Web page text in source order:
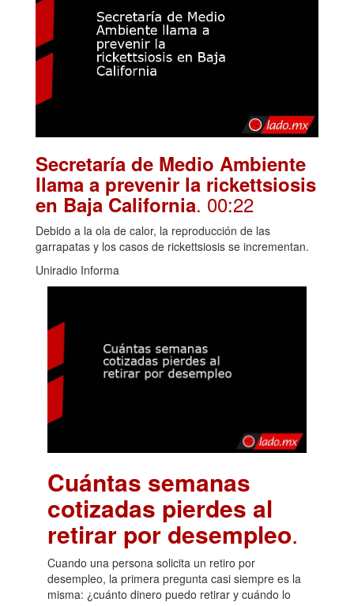
Secretaría de Medio Ambiente
llama a prevenir la rickettsiosis
en Baja California. 00:22
Debido a la ola de calor, la reproducción de las
garrapatas y los casos de rickettsiosis se incrementan.
Uniradio Informa
Cuántas semanas
cotizadas pierdes al
retirar por desempleo.
Cuando una persona solicita un retiro por
desempleo, la primera pregunta casi siempre es la
misma: ¿cuánto dinero puedo retirar y cuándo lo